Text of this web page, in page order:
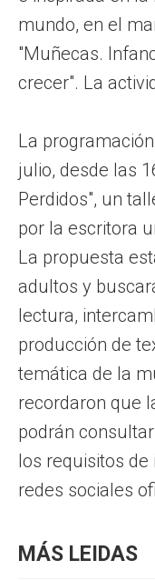
mundo, en el
"Muñecas.
crecer". La
La
julio, desde las
Perdidos", un
por la escritora
La propuesta
adultos y
lectura,
producción de
temática de la
recordaron que
podrán
los requisitos de
redes sociales
MÁS LEIDAS